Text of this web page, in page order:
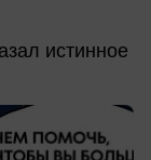
истинное